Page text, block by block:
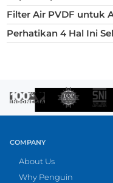
Filter Air PVDF untuk
Perhatikan 4 Hal Ini
COMPANY
About Us
Why Penguin